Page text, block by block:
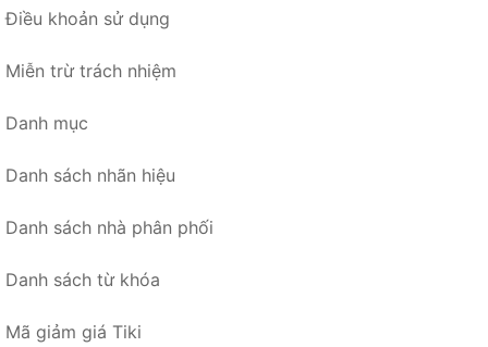
Điều khoản sử dụng
Miễn trừ trách nhiệm
Danh mục
Danh sách nhãn hiệu
Danh sách nhà phân phối
Danh sách từ khóa
Mã giảm giá Tiki